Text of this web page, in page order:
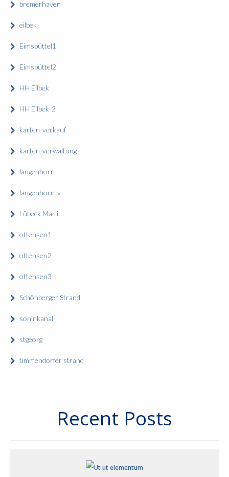
bremerhaven
eilbek
Eimsbüttel1
Eimsbüttel2
HH Eilbek
HH Eilbek-2
karten-verkauf
karten-verwaltung
langenhorn
langenhorn-v
Lübeck Marli
ottensen1
ottensen2
ottensen3
Schönberger Strand
soninkanal
stgeorg
timmendorfer strand
Recent Posts